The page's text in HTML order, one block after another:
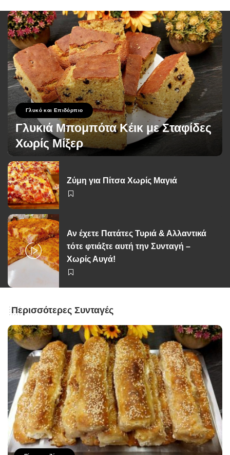
Γλυκό και Επιδόρπιο
Γλυκιά Μπομπότα Κέικ με Σταφίδες
Χωρίς Μίξερ
Posted
by
George Zolis 1 Ιουνίου 2026
Ζύμη για Πίτσα Χωρίς Μαγιά
Αν έχετε Πατάτες Τυριά & Αλλαντικά
τότε φτιάξτε αυτή την Συνταγή –
Χωρίς Αυγά!
Περισσότερες Συνταγές